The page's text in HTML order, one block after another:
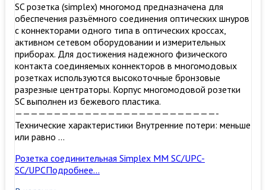
SC розетка (simplex) многомод предназначена для
обеспечения разъёмного соединения оптических шнуров
с коннекторами одного типа в оптических кроссах,
активном сетевом оборудовании и измерительных
приборах. Для достижения надежного физического
контакта соединяемых коннекторов в многомодовых
розетках используются высокоточные бронзовые
разрезные центраторы. Корпус многомодовой розетки
SC выполнен из бежевого пластика.
——————————————————————————-
Технические характеристики Внутренние потери: меньше
или равно …
Розетка соединительная Simplex MM SC/UPC-
SC/UPCПодробнее…